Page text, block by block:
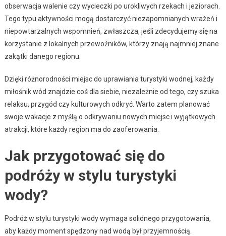
obserwacja walenie czy wycieczki po urokliwych rzekach i jeziorach.
Tego typu aktywności mogą dostarczyć niezapomnianych wrażeń i
niepowtarzalnych wspomnień, zwłaszcza, jeśli zdecydujemy się na
korzystanie z lokalnych przewoźników, którzy znają najmniej znane
zakątki danego regionu.
Dzięki różnorodności miejsc do uprawiania turystyki wodnej, każdy
miłośnik wód znajdzie coś dla siebie, niezależnie od tego, czy szuka
relaksu, przygód czy kulturowych odkryć. Warto zatem planować
swoje wakacje z myślą o odkrywaniu nowych miejsc i wyjątkowych
atrakcji, które każdy region ma do zaoferowania.
Jak przygotować się do
podróży w stylu turystyki
wody?
Podróż w stylu turystyki wody wymaga solidnego przygotowania,
aby każdy moment spędzony nad wodą był przyjemnością.